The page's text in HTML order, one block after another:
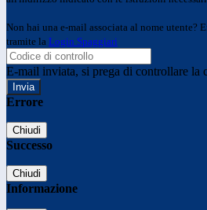
Non hai una e-mail associata al nome utente?
tramite la Login Spaggiari
E-mail inviata, si prega di controllare la
Errore
Chiudi
Successo
Chiudi
Informazione